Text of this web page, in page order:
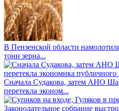
В Пензенской области
тонн зерна...
Сначала Судакова, затем АНО
перетекла эконом...